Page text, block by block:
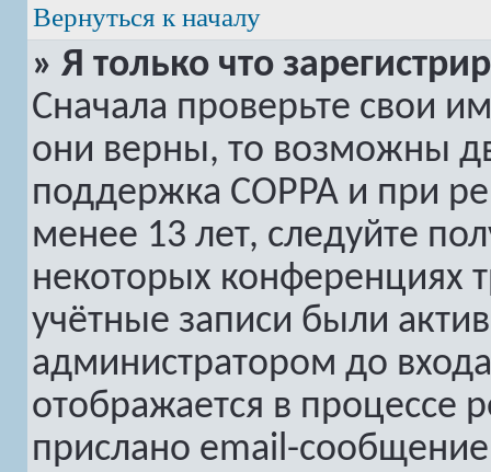
Вернуться к началу
» Я только что
Сначала проверьте свои
они верны, то возможны
поддержка COPPA и при
менее 13 лет, следуйте
некоторых конференциях
учётные записи были
администратором до
отображается в процессе
прислано email-